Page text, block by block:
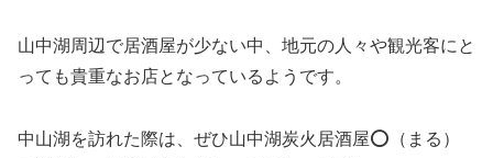
山中湖周辺で居酒屋が少ない中、地元の人々や観光客にと
っても貴重なお店となっているようです。
中山湖を訪れた際は、ぜひ山中湖炭火居酒屋⭕️（まる）